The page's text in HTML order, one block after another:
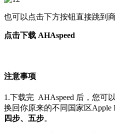
也可以点击下方按钮直接跳到
点击下载 AHAspeed
注意事项
1.下载完 AHAspeed 后，您可
换回你原来的不同国家区Apple
四步、五步。